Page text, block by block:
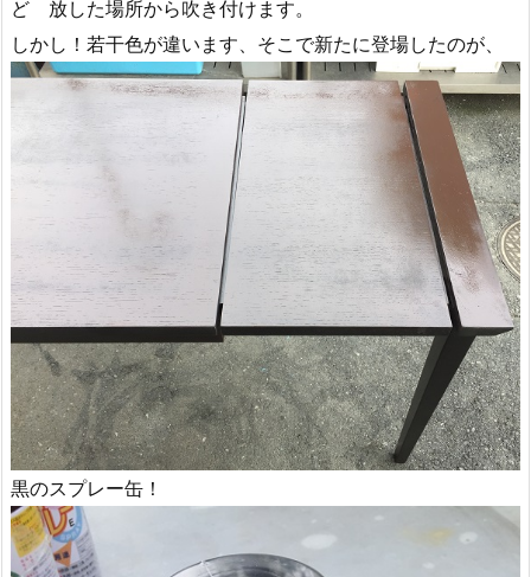
ど 放した場所から吹き付けます。
しかし！若干色が違います、そこで新たに登場したのが、
黒のスプレー缶！